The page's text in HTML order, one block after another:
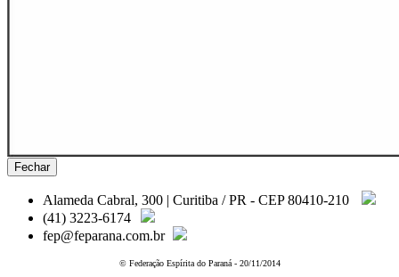
Fechar
Alameda Cabral, 300 | Curitiba / PR - CEP 80410-210
(41) 3223-6174
fep@feparana.com.br
© Federação Espírita do Paraná - 20/11/2014